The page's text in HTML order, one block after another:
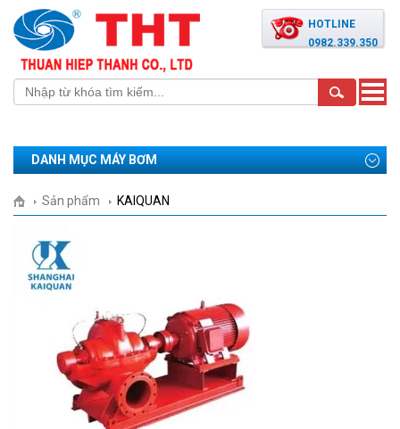
HOTLINE
0982.339.350
Toggle
DANH MỤC MÁY BƠM
Sản phẩm KAIQUAN